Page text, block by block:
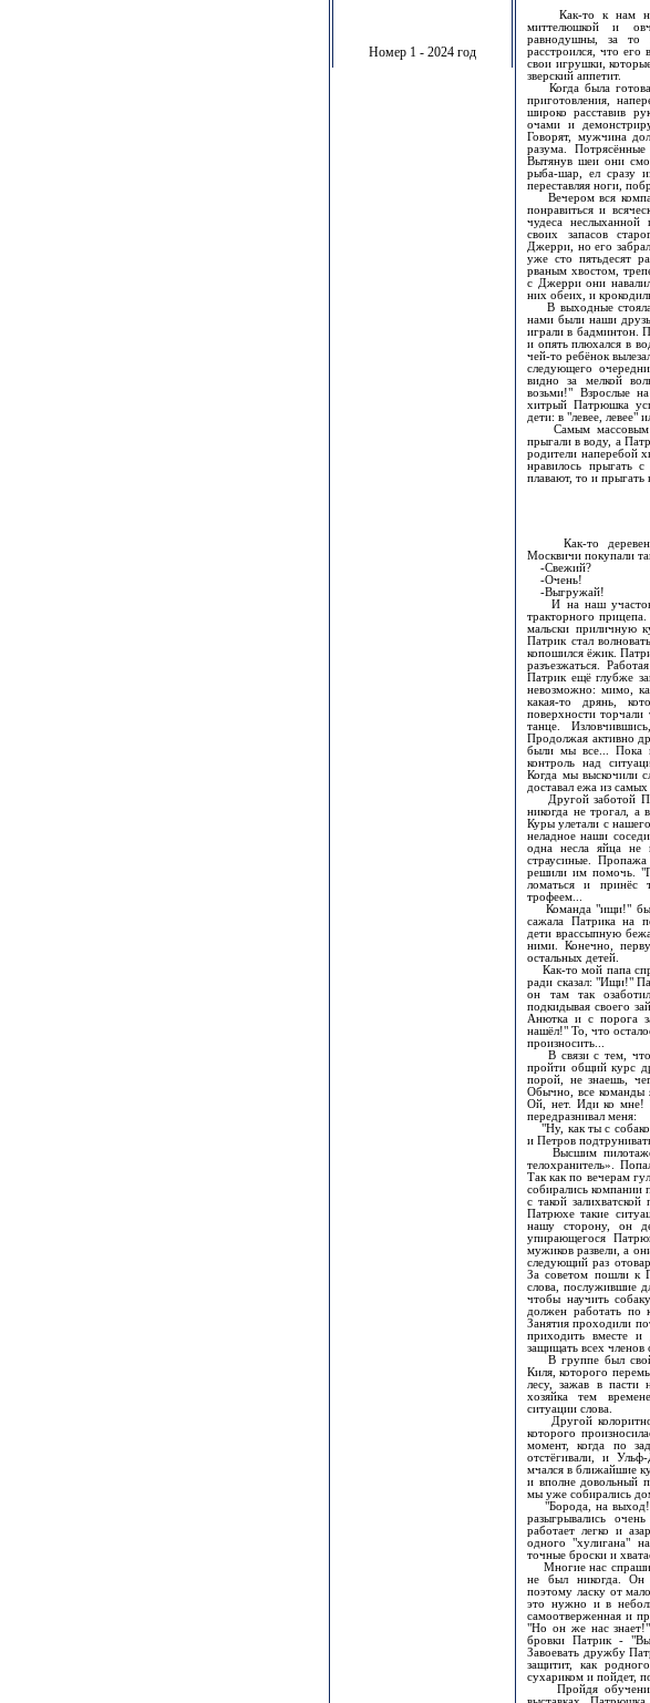
Номер 1 - 2024 год
Как-то к нам на
миттелюшкой и
равнодушны, за то
расстроился, что его
свои игрушки,
зверский аппетит.
Когда была готова
приготовления,
широко расставив
очами и
Говорят, мужчина
разума.
Вытянув шеи они
рыба-шар, ел сразу
переставляя ноги,
Вечером вся
понравиться и
чудеса неслыханной
своих запасов
Джерри, но его
уже сто пятьдесят
рваным хвостом,
с Джерри они
них обеих, и
В выходные стояла
нами были наши
играли в бадминтон.
и опять плюхался в
чей-то ребёнок
следующего
видно за мелкой
возьми!" Взрослые
хитрый Патрюшка
дети: в "левее, левее"
Самым массовым
прыгали в воду, а
родители наперебой
нравилось прыгать
плавают, то и прыгать
Как-то
Москвичи покупали
-Свежий?
-Очень!
-Выгружай!
И на наш участок
тракторного
мальски приличную
Патрик стал
копошился ёжик.
разъезжаться.
Патрик ещё глубже
невозможно: мимо,
какая-то дрянь,
поверхности торчали
танце.
Продолжая активно
были мы все... Пока
контроль над
Когда мы выскочили
доставал ежа из
Другой заботой
никогда не трогал, а
Куры улетали с
неладное наши
одна несла яйца
страусиные.
решили им помочь.
ломаться и
трофеем...
Команда "ищи!"
сажала Патрика на
дети врассыпную
ними. Конечно,
остальных детей.
Как-то мой папа
ради сказал: "Ищи!"
он там так
подкидывая своего
Анютка и с порога
нашёл!" То, что
произносить...
В связи с тем, что
пройти общий курс
порой, не знаешь,
Обычно, все команды
Ой, нет. Иди ко мне!
передразнивал меня:
"Ну, как ты с
и Петров
Высшим пилотажем
телохранитель».
Так как по вечерам
собирались
с такой
Патрюхе такие
нашу сторону, он
упирающегося
мужиков развели, а
следующий раз
За советом пошли к
слова, послужившие
чтобы научить
должен работать по
Занятия проходили
приходить вместе
защищать всех членов
В группе был свой
Киля, которого
лесу, зажав в пасти
хозяйка тем
ситуации слова.
Другой
которого
момент, когда по
отстёгивали, и
мчался в ближайшие
и вполне довольный
мы уже собирались
"Борода, на выход!"
разыгрывались
работает легко и
одного "хулигана"
точные броски и
Многие нас
не был никогда. Он
поэтому ласку от
это нужно и в
самоотверженная и
"Но он же нас
бровки Патрик -
Завоевать дружбу
защитит, как
сухариком и пойдет,
Пройдя обучение